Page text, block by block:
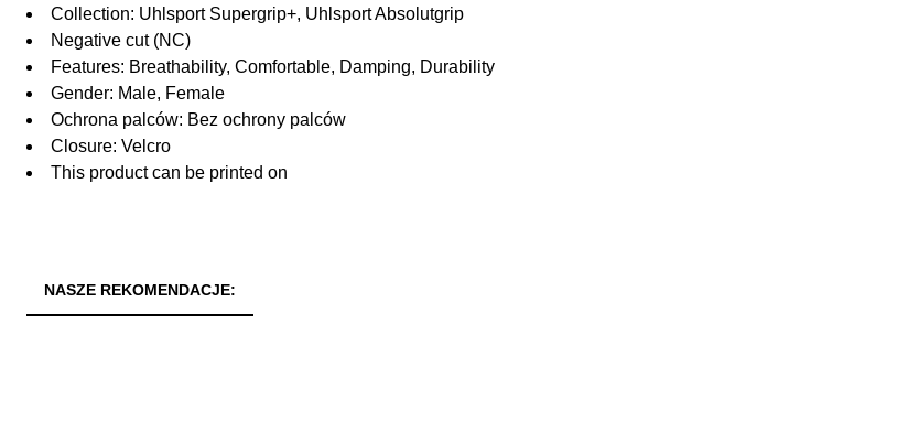
Collection: Uhlsport Supergrip+, Uhlsport Absolutgrip
Negative cut (NC)
Features: Breathability, Comfortable, Damping, Durability
Gender: Male, Female
Ochrona palców: Bez ochrony palców
Closure: Velcro
This product can be printed on
NASZE REKOMENDACJE: